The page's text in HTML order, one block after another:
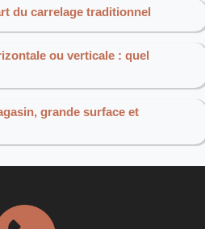
du carrelage traditionnel
ou verticale : quel
grande surface et